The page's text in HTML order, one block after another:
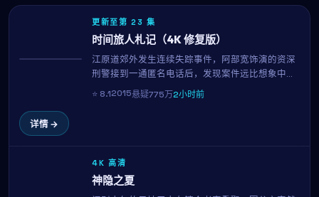
更新至第 23 集
时间旅人札记（4K 修复版）
江原道郊外发生连续失踪事件，阿部宽饰演的资深
刑警接到一通匿名电话后，发现案件远比想象中复
杂。二宫和也饰演的目击者似乎在隐瞒什么，而每
一条线索都将他们带向一个被尘封多年的秘密。园
⭐ 8.12015悬疑775万2小时前
详情 →
4K 高清
神隐之夏